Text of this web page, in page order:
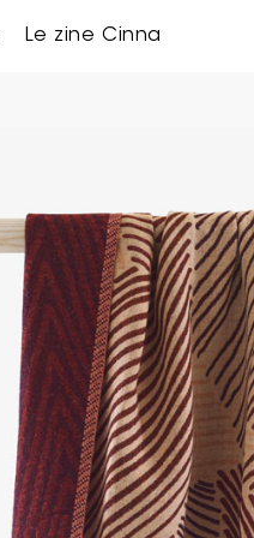
Le zine Cinna